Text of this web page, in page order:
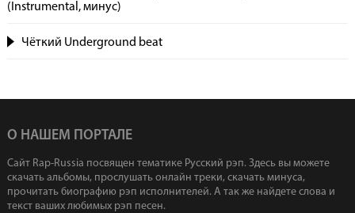
(Instrumental, минус)
Чёткий Underground beat
О НАШЕМ ПОРТАЛЕ
Сайт Rap-Russia посвящен тематике Русский рэп. Здесь вы можете
скачать альбомы, прослушать онлайн треки, скачать минуса,
прочитать биографию рэп исполнителей. А так же найдете слова и
текст ваших любимых рэп песен.